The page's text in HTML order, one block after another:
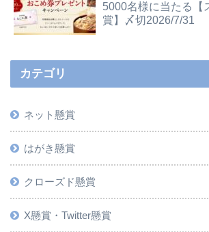
5000名様に当たる【
賞】〆切2026/7/31
カテゴリ
ネット懸賞
はがき懸賞
クローズド懸賞
X懸賞・Twitter懸賞